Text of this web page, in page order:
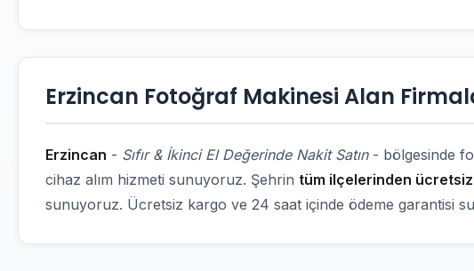
Erzincan Fotoğraf Makinesi Alan
Erzincan - Sıfır & İkinci El Değerinde Nakit Satın- bölgesinde
cihaz alım hizmeti sunuyoruz. Şehrin tüm ilçelerinden
sunuyoruz. Ücretsiz kargo ve 24 saat içinde ödeme garantisi